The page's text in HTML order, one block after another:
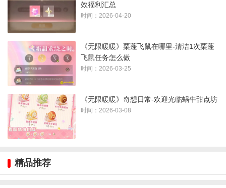
效福利汇总
时间：2026-04-20
《无限暖暖》栗蓬飞鼠在哪里-清洁1次栗蓬
飞鼠任务怎么做
时间：2026-03-25
《无限暖暖》奇想日常-欢迎光临蜗牛甜点坊
时间：2026-03-08
精品推荐